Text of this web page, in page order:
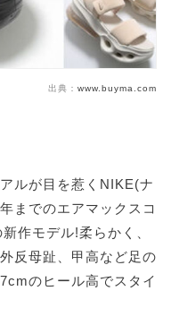
出典： www.buyma.com
ルが目を惹くNIKE(ナ
までのエアマックスコ
作モデル!柔らかく、
反母趾、甲高など足の
のヒール高でスタイ